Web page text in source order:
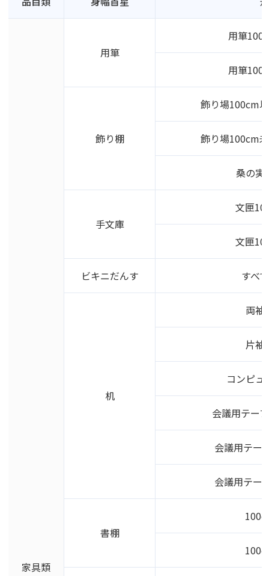
家具類
用箪
用箪
用箪
飾り棚
飾り場100cm
飾り場100cm
桑の実
手文庫
文匣
文匣
ビキニだんす すべ
机
両袖
片袖
コンピュ
会議用テー
会議用テー
会議用テー
書棚